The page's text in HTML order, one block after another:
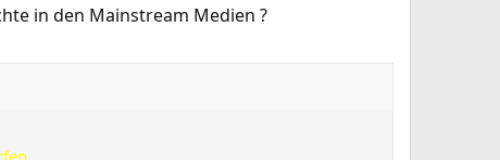
in den Mainstream Medien ?